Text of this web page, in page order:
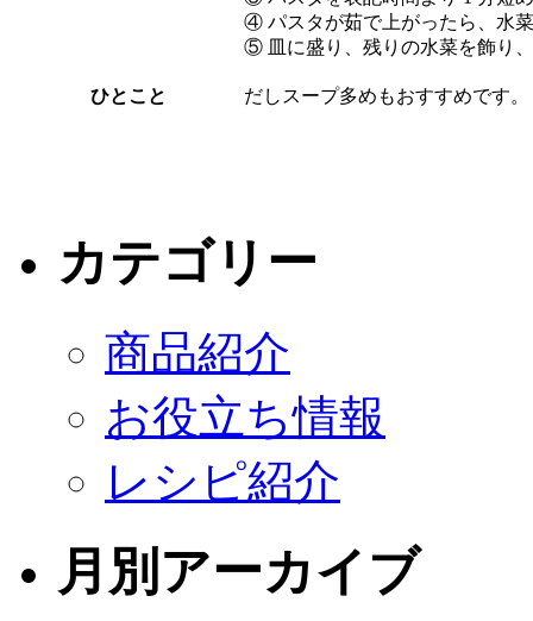
④ パスタが茹で上がったら、水
⑤ 皿に盛り、残りの水菜を飾り
ひとこと だしスープ多めもおすすめです。
カテゴリー
商品紹介
お役立ち情報
レシピ紹介
月別アーカイブ